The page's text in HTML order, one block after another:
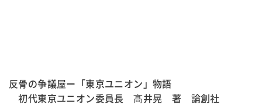
反骨の争議屋ー「東京ユニオン」物語
初代東京ユニオン委員長 髙井晃 著 論創社